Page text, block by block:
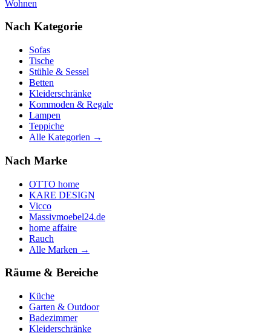
Wohnen
Nach Kategorie
Sofas
Tische
Stühle & Sessel
Betten
Kleiderschränke
Kommoden & Regale
Lampen
Teppiche
Alle Kategorien →
Nach Marke
OTTO home
KARE DESIGN
Vicco
Massivmoebel24.de
home affaire
Rauch
Alle Marken →
Räume & Bereiche
Küche
Garten & Outdoor
Badezimmer
Kleiderschränke